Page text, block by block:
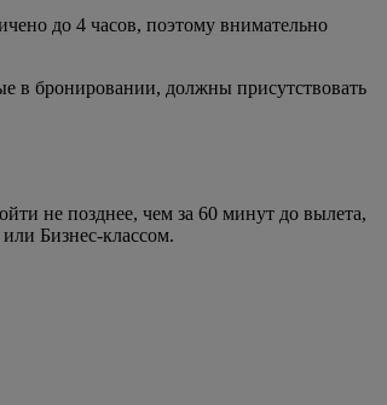
до 4 часов, поэтому внимательно
в бронировании, должны присутствовать
не позднее, чем за 60 минут до вылета,
Бизнес-классом.